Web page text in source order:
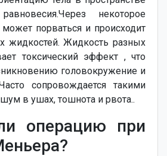
некоторое
порваться и происходит
жидкостей. Жидкость разных
токсический эффект , что
головокружение и
сопровождается такими
в ушах, тошнота и рвота..
операцию при